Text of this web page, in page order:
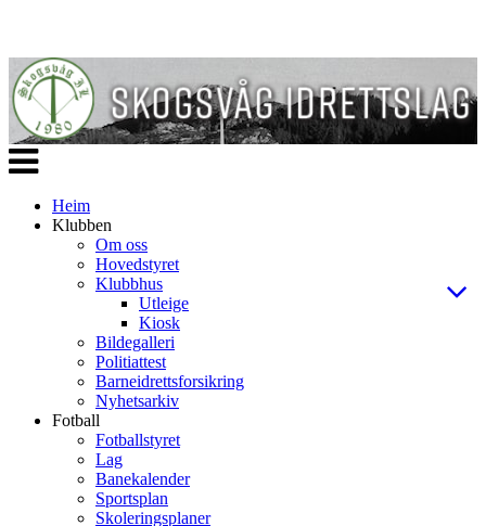
Veksle
navigasjon
Heim
Klubben
Om oss
Hovedstyret
Klubbhus
Utleige
Kiosk
Bildegalleri
Politiattest
Barneidrettsforsikring
Nyhetsarkiv
Fotball
Fotballstyret
Lag
Banekalender
Sportsplan
Skoleringsplaner